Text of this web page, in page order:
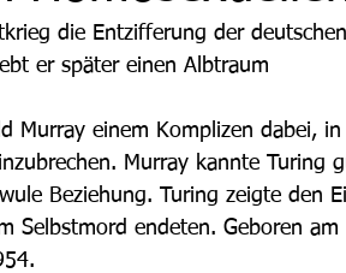
die Entzifferung der deutschen
er später einen Albtraum
Murray einem Komplizen dabei, in
Murray kannte Turing
Beziehung. Turing zeigte den
Selbstmord endeten. Geboren am